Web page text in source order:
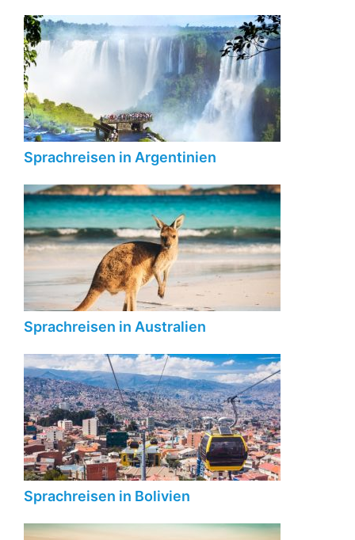
Sprachreisen in Argentinien
Sprachreisen in Australien
Sprachreisen in Bolivien